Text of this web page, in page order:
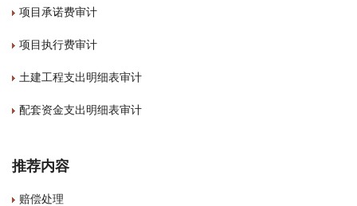
项目承诺费审计
项目执行费审计
土建工程支出明细表审计
配套资金支出明细表审计
推荐内容
赔偿处理